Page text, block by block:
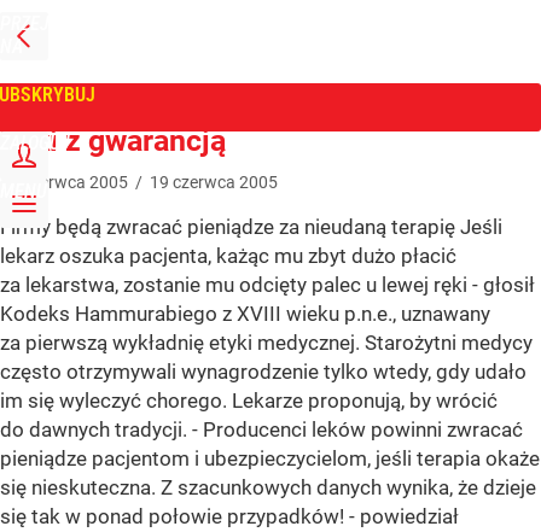
PRZEJDŹ
NA
GŁÓWNĄ
ZALOGUJ
MENU
Tygodnik Wprost
Leki z gwarancją
czerwca 2005 / 19 czerwca 2005
Firmy będą zwracać pieniądze za nieudaną terapię Jeśli
lekarz oszuka pacjenta, każąc mu zbyt dużo płacić
za lekarstwa, zostanie mu odcięty palec u lewej ręki - głosił
Kodeks Hammurabiego z XVIII wieku p.n.e., uznawany
za pierwszą wykładnię etyki medycznej. Starożytni medycy
często otrzymywali wynagrodzenie tylko wtedy, gdy udało
im się wyleczyć chorego. Lekarze proponują, by wrócić
do dawnych tradycji. - Producenci leków powinni zwracać
pieniądze pacjentom i ubezpieczycielom, jeśli terapia okaże
się nieskuteczna. Z szacunkowych danych wynika, że dzieje
się tak w ponad połowie przypadków! - powiedział